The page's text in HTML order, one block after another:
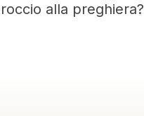
alla preghiera?